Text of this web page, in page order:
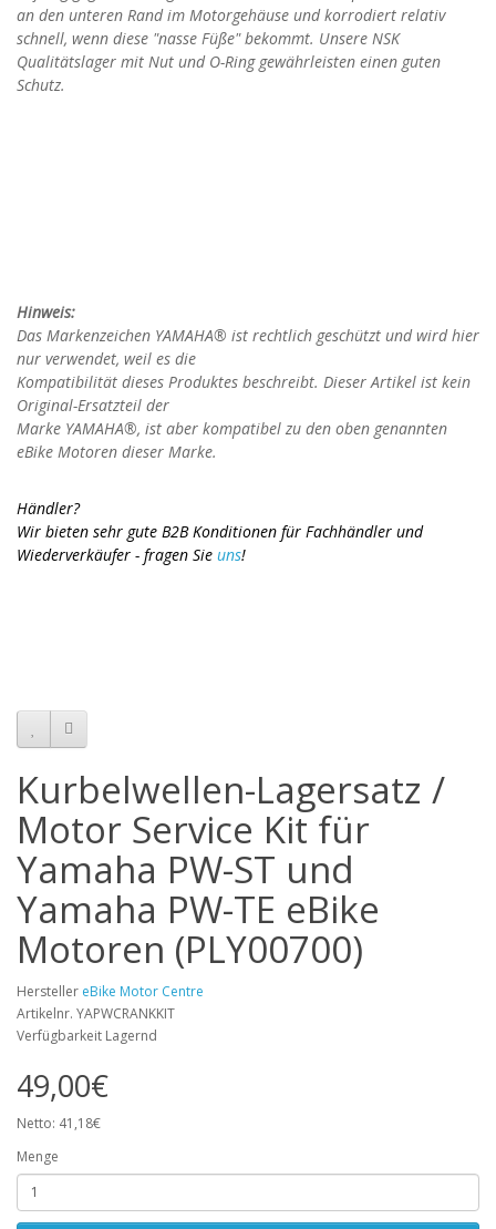
an den unteren Rand im Motorgehäuse und korrodiert relativ
schnell, wenn diese "nasse Füße" bekommt. Unsere NSK
Qualitätslager mit Nut und O-Ring gewährleisten einen guten
Schutz.
Hinweis:
Das Markenzeichen YAMAHA® ist rechtlich geschützt und wird hier
nur verwendet, weil es die
Kompatibilität dieses Produktes beschreibt. Dieser Artikel ist kein
Original-Ersatzteil der
Marke YAMAHA®, ist aber kompatibel zu den oben genannten
eBike Motoren dieser Marke.
Händler?
Wir bieten sehr gute B2B Konditionen für Fachhändler und
Wiederverkäufer - fragen Sie uns!
Kurbelwellen-Lagersatz /
Motor Service Kit für
Yamaha PW-ST und
Yamaha PW-TE eBike
Motoren (PLY00700)
Hersteller eBike Motor Centre
Artikelnr. YAPWCRANKKIT
Verfügbarkeit Lagernd
49,00€
Netto: 41,18€
Menge